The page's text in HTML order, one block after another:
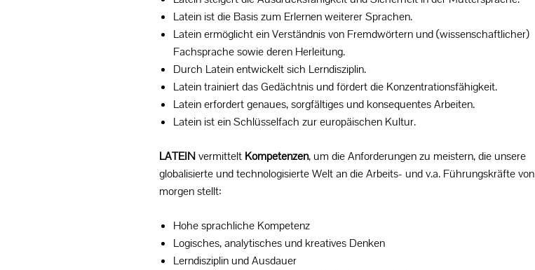
Latein ist die Basis zum Erlernen weiterer Sprachen.
Latein ermöglicht ein Verständnis von Fremdwörtern und (wissenschaftlicher)
Fachsprache sowie deren Herleitung.
Durch Latein entwickelt sich Lerndisziplin.
Latein trainiert das Gedächtnis und fördert die Konzentrationsfähigkeit.
Latein erfordert genaues, sorgfältiges und konsequentes Arbeiten.
Latein ist ein Schlüsselfach zur europäischen Kultur.
LATEINvermittelt Kompetenzen, um die Anforderungen zu meistern, die unsere
globalisierte und technologisierte Welt an die Arbeits- und v.a. Führungskräfte von
morgen stellt:
Hohe sprachliche Kompetenz
Logisches, analytisches und kreatives Denken
Lerndisziplin und Ausdauer